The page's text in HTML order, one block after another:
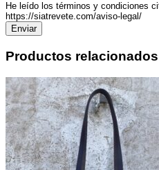
He leído los términos y condiciones
https://siatrevete.com/aviso-legal/
Productos relacionados